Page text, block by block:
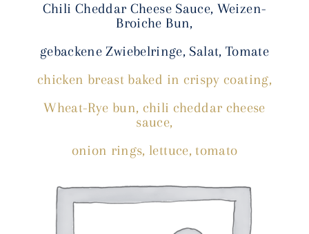
Chili Cheddar Cheese Sauce, Weizen-
Broiche Bun,
gebackene Zwiebelringe, Salat, Tomate
chicken breast baked in crispy coating,
Wheat-Rye bun, chili cheddar cheese
sauce,
onion rings, lettuce, tomato